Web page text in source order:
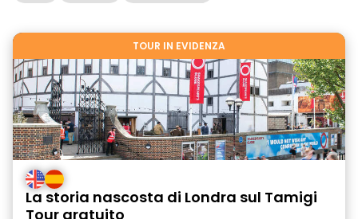
TOUR IN EVIDENZA
La storia nascosta di Londra sul Tamigi
Tour gratuito